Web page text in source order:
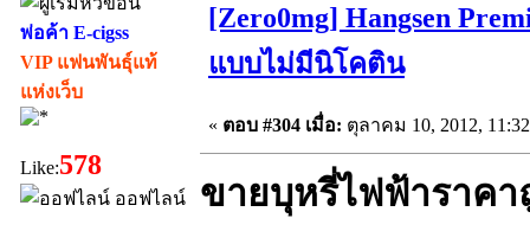
พ่อค้า E-cigss
VIP แฟนพันธุ์แท้
แห่งเว็บ
Like:578
ออฟไลน์
[Zero0mg] Hangsen
แบบไม่มีนิโคติน
« ตอบ #304 เมื่อ: ตุลาคม 10, 2012,
ขายบุหรี่ไฟฟ้าราคา